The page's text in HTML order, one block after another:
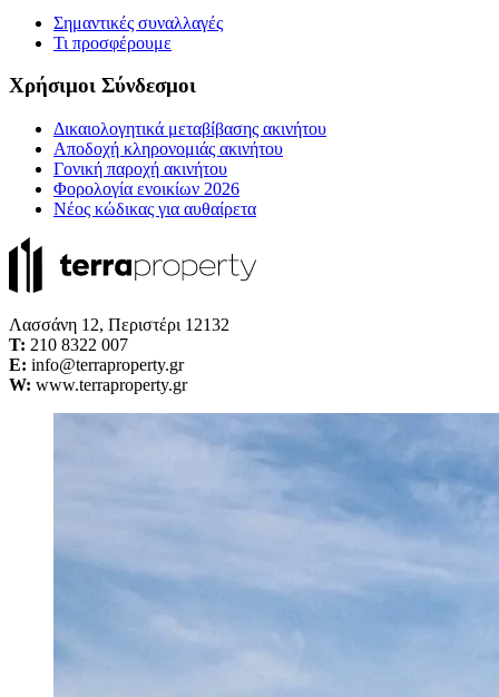
Σημαντικές συναλλαγές
Τι προσφέρουμε
Χρήσιμοι Σύνδεσμοι
Δικαιολογητικά μεταβίβασης ακινήτου
Αποδοχή κληρονομιάς ακινήτου
Γονική παροχή ακινήτου
Φορολογία ενοικίων 2026
Νέος κώδικας για αυθαίρετα
Λασσάνη 12, Περιστέρι 12132
Τ: 210 8322 007
E: info@terraproperty.gr
W: www.terraproperty.gr